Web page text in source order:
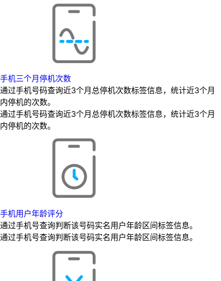
手机三个月停机次数
通过手机号码查询近3个月总停机次数标签信息，统计近3个月
内停机的次数。
通过手机号码查询近3个月总停机次数标签信息，统计近3个月
内停机的次数。
手机用户年龄评分
通过手机号查询判断该号码实名用户年龄区间标签信息。
通过手机号查询判断该号码实名用户年龄区间标签信息。